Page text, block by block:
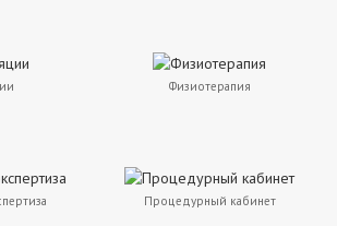
Физиотерапия
Процедурный кабинет